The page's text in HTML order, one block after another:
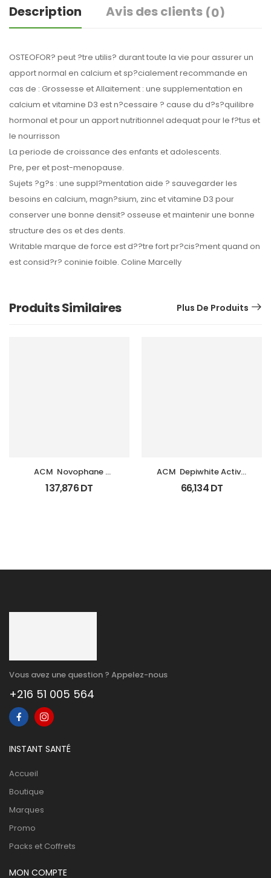
Description Avis des clients (0)
OSTEOFOR? peut ?tre utilis? durant toute la vie pour assurer un
apport normal en calcium et sp?cialement recommande en
cas de : Grossesse et Allaitement : une supplementation en
calcium et vitamine D3 est n?cessaire ? cause du d?s?quilibre
hormonal et pour un apport nutritionnel adequat pour le f?tus et
le nourrisson
La periode de croissance des enfants et adolescents.
Pre, per et post-menopause.
Sujets ?g?s : une suppl?mentation aide ? sauvegarder les
besoins en calcium, magn?sium, zinc et vitamine D3 pour
conserver une bonne densit? osseuse et maintenir une bonne
structure des os et des dents.
Writable marque de force est d??tre fort pr?cis?ment quand on
est consid?r? coninie foible. Coline Marcelly
Produits Similaires Plus De Produits
ACM  Novophane
Coffret Anti Chute
(Lotion+Shp+Cp)
137,876DT
ACM  Depiwhite Active
Gel Unifiant Anti Taches
40Ml
66,134DT
Vous avez une question ? Appelez-nous
+216 51 005 564
INSTANT SANTÉ
Accueil
Boutique
Marques
Promo
Packs et Coffrets
MON COMPTE